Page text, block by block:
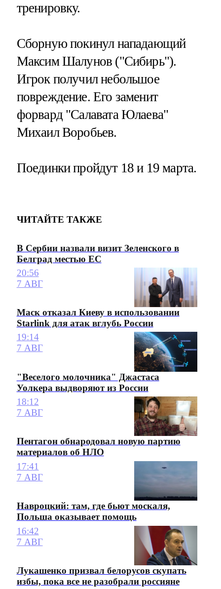
тренировку.
Сборную покинул нападающий
Максим Шалунов ("Сибирь").
Игрок получил небольшое
повреждение. Его заменит
форвард "Салавата Юлаева"
Михаил Воробьев.
Поединки пройдут 18 и 19 марта.
ЧИТАЙТЕ ТАКЖЕ
В Сербии назвали визит Зеленского в
Белград местью ЕС
20:56
7 АВГ
Маск отказал Киеву в использовании
Starlink для атак вглубь России
19:14
7 АВГ
"Веселого молочника" Джастаса
Уолкера выдворяют из России
18:12
7 АВГ
Пентагон обнародовал новую партию
материалов об НЛО
17:41
7 АВГ
Навроцкий: там, где бьют москаля,
Польша оказывает помощь
16:42
7 АВГ
Лукашенко призвал белорусов скупать
избы, пока все не разобрали россияне